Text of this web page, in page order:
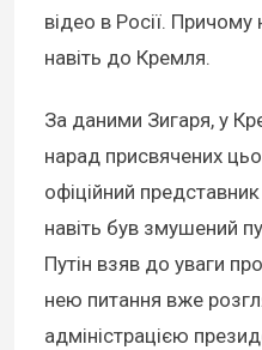
відео в Росії.
навіть до Кремля.
За даними Зигаря, у
нарад присвячених
офіційний
навіть був змушений
Путін взяв до уваги
нею питання вже
адміністрацією